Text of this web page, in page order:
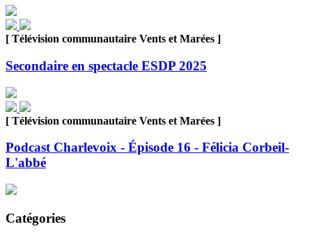
[ Télévision communautaire Vents et Marées ]
Secondaire en spectacle ESDP 2025
[ Télévision communautaire Vents et Marées ]
Podcast Charlevoix - Épisode 16 - Félicia Corbeil-
L'abbé
Catégories